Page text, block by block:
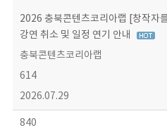
2026 충북콘텐츠코리아랩 [창작자
강연 취소 및 일정 연기 안내
충북콘텐츠코리아랩
614
2026.07.29
840